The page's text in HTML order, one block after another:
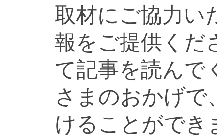
取材にご協力い
報をご提供くだ
て記事を読んで
さまのおかげで
けることができ